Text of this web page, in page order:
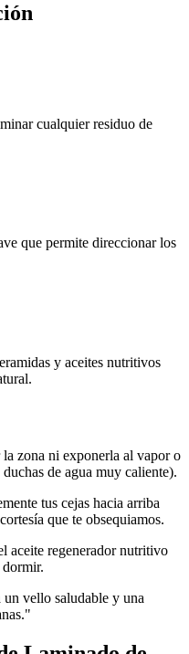
cualquier residuo de
que permite direccionar los
y aceites nutritivos
zona ni exponerla al vapor o
de agua muy caliente).
tus cejas hacia arriba
que te obsequiamos.
aceite regenerador nutritivo
dormir.
un vello saludable y una